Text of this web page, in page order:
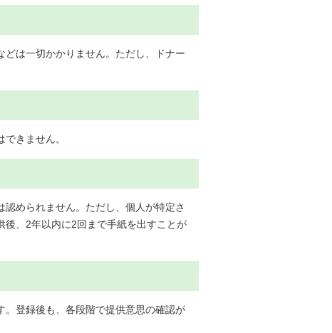
は一切かかりません。ただし、ドナー
きません。
められません。ただし、個人が特定さ
、2年以内に2回まで手紙を出すことが
。登録後も、各段階で提供意思の確認が